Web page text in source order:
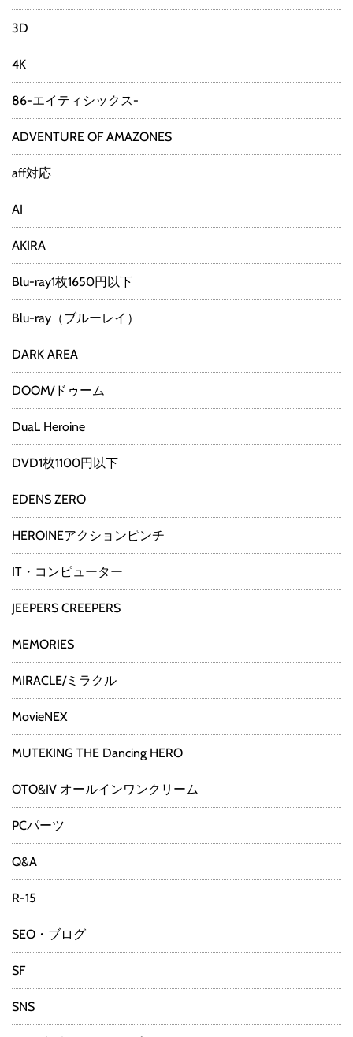
3D
4K
86-エイティシックス-
ADVENTURE OF AMAZONES
aff対応
AI
AKIRA
Blu-ray1枚1650円以下
Blu-ray（ブルーレイ）
DARK AREA
DOOM/ドゥーム
DuaL Heroine
DVD1枚1100円以下
EDENS ZERO
HEROINEアクションピンチ
IT・コンピューター
JEEPERS CREEPERS
MEMORIES
MIRACLE/ミラクル
MovieNEX
MUTEKING THE Dancing HERO
OTO&IV オールインワンクリーム
PCパーツ
Q&A
R-15
SEO・ブログ
SF
SNS